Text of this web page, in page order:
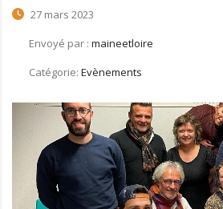
27 mars 2023
Envoyé par : maineetloire
Catégorie: Evènements